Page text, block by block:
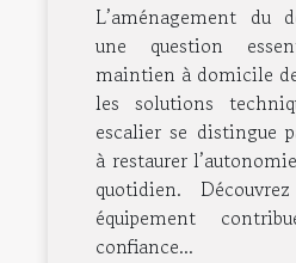
L’aménagement du
une question
maintien à domicile
les solutions
escalier se distingue
à restaurer
quotidien.
équipement
confiance...